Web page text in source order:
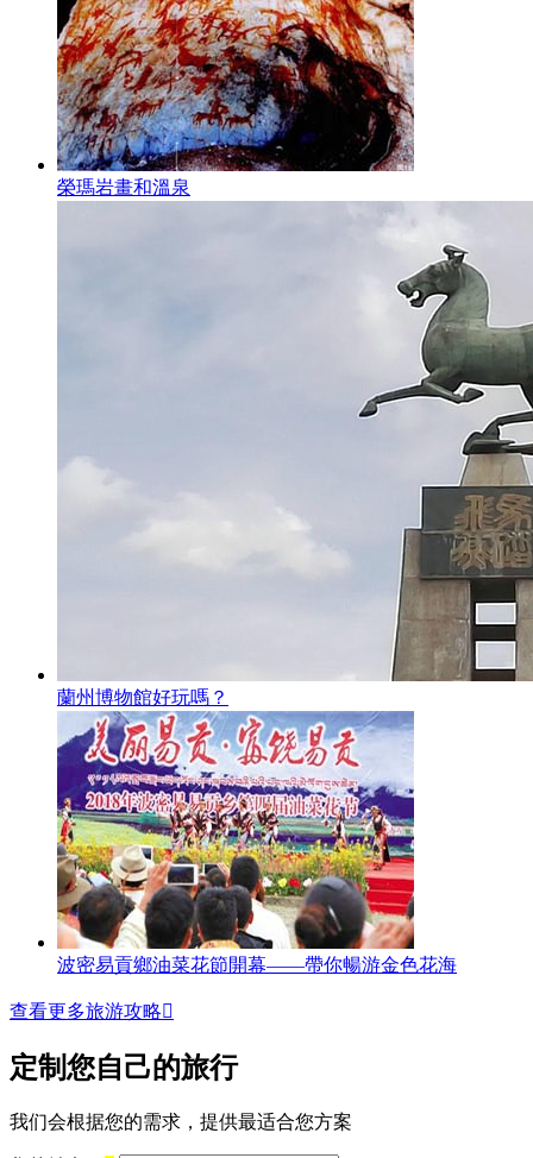
榮瑪岩畫和溫泉
蘭州博物館好玩嗎？
波密易貢鄉油菜花節開幕——帶你暢游金色花海
查看更多旅游攻略
定制您自己的旅行
我们会根据您的需求，提供最适合您方案